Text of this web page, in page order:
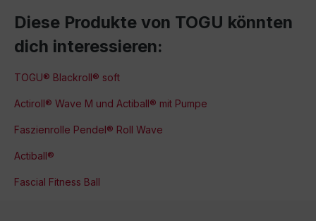
Diese Produkte von TOGU könnten
dich interessieren:
TOGU® Blackroll® soft
Actiroll® Wave M und Actiball® mit Pumpe
Faszienrolle Pendel® Roll Wave
Actiball®
Fascial Fitness Ball